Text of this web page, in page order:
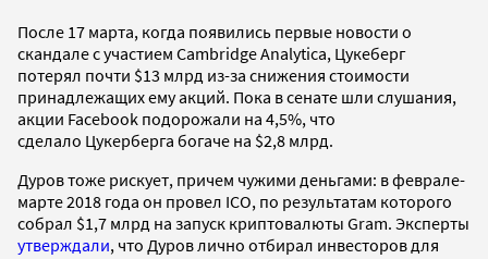
После 17 марта, когда появились первые новости о
скандале с участием Cambridge Analytica, Цукеберг
потерял почти $13 млрд из-за снижения стоимости
принадлежащих ему акций. Пока в сенате шли слушания,
акции Facebook подорожали на 4,5%, что
сделало Цукерберга богаче на $2,8 млрд.
Дуров тоже рискует, причем чужими деньгами: в феврале-
марте 2018 года он провел ICO, по результатам которого
собрал $1,7 млрд на запуск криптовалюты Gram. Эксперты
утверждали, что Дуров лично отбирал инвесторов для